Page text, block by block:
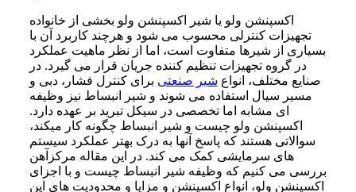
اکسپنشن ولو یا شیر اکسپنشن ولو بخشی از خانواده
تجهیزات کنترلی محسوب می شود و هرچند کاربرد آن با
بسیاری از شیرها متفاوت است، اما از نظر ماهیت عملکرد
در گروه تجهیزات تنظیم کننده جریان قرار می گیرد. در
صنایع مختلف، انواع شیر صنعتی برای کنترل فشار، دبی و
مسیر سیال استفاده می شوند و شیر انبساط نیز وظیفه
ای مشابه اما تخصصی در سیکل تبرید بر عهده دارد.
اکسپنشن ولو چیست و شیر انبساط چگونه کار میکند،
سوالاتی هستند که پاسخ آنها به درک بهتر عملکرد سیستم
های سرمایشی کمک می کند. در این مقاله مرکزآهن
بررسی می کنیم که وظیفه شیر انبساط چیست و با اجزای
اکسپنشن ولو، انواع اکسپنشن و مزایا و محدودیت های این